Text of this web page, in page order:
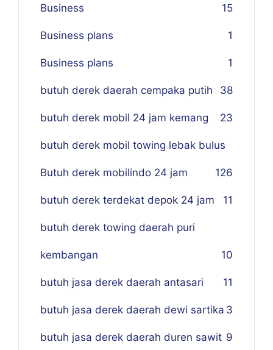
5
Business 1
Business plans 1
Business plans 1
butuh derek daerah cempaka putih 38
butuh derek mobil 24 jam kemang 23
butuh derek mobil towing lebak bulus
26
Butuh derek mobilindo 24 jam 1
butuh derek terdekat depok 24 jam 11
butuh derek towing daerah puri
kembangan 10
butuh jasa derek daerah antasari 11
butuh jasa derek daerah dewi sartika 3
butuh jasa derek daerah duren sawit 9